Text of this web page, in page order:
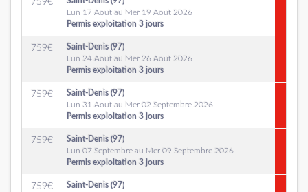
759€
Lun 17 Aout au Mer 19 Aout 2026
Permis exploitation 3 jours
759€
Saint-Denis (97)
Lun 24 Aout au Mer 26 Aout 2026
Permis exploitation 3 jours
759€
Saint-Denis (97)
Lun 31 Aout au Mer 02 Septembre 2026
Permis exploitation 3 jours
759€
Saint-Denis (97)
Lun 07 Septembre au Mer 09 Septembre 2026
Permis exploitation 3 jours
759€
Saint-Denis (97)